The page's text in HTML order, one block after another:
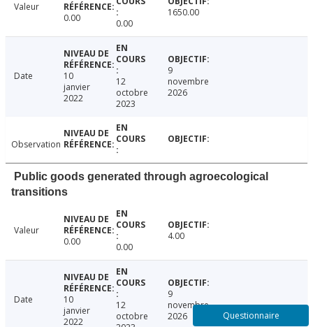
Valeur
0.00
0.00
1650.00
Date
10
janvier
2022
12
octobre
2023
9
novembre
2026
Observation
Public goods generated through agroecological
transitions
Valeur
0.00
0.00
4.00
Date
10
janvier
2022
12
octobre
9
novembre
2026
Questionnaire